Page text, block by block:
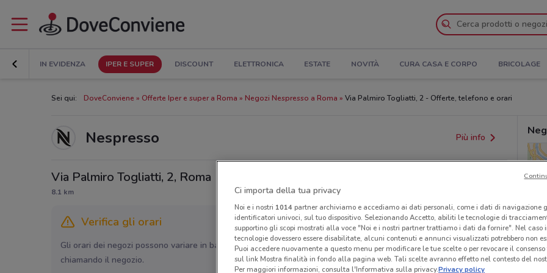
IN EVIDENZA IPER E SUPER DISCOUNT ELETTRONICA ESTATE NOVITÀ CURA CASA E CORPO BRICOLAGE
Sei qui: DoveConviene Offerte Iper e super a Roma Negozi Nespresso a Roma Via Palmiro Togliatti, 2 - Offerte, telefono e orari
Nespresso Più info
Via Palmiro Togliatti, 2, Roma
8.1 km
Verifica gli orari
Gli orari dei negozi possono variare in base agli ultimi provvedimenti regionali o nazionali. Verifica l’accuratezza
chiamando il negozio.
Ci importa della tua privacy
Noi e i nostri 1014partner archiviamo e accediamo ai dati personali, come i dati di navigazione
identificatori univoci, sul tuo dispositivo. Selezionando Accetto, abiliti le tecnologie di
supportino gli scopi mostrati alla voce "Noi e i nostri partner trattiamo i dati da fornire". Nel caso
tecnologie dovessero essere disabilitate, alcuni contenuti e annunci visualizzati potrebbero non
Puoi accedere nuovamente a questo menu per modificare le tue scelte o per revocare il
sul link Mostra finalità in fondo alla pagina web. Tali scelte avranno effetto nel contesto del
Per maggiori informazioni, consulta l'Informativa sulla privacy.Privacy policy